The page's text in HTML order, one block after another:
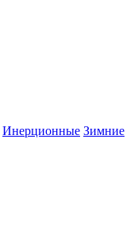
Инерционные Зимние